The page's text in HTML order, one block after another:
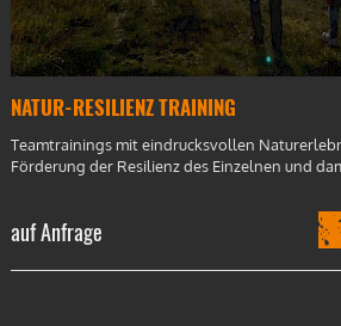
NATUR-RESILIENZ TRAINING
Teamtrainings mit eindrucksvollen
Förderung der Resilienz des Einzelnen und
auf Anfrage